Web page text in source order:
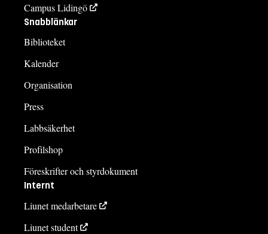
Campus Lidingö
Snabblänkar
Biblioteket
Kalender
Organisation
Press
Labbsäkerhet
Profilshop
Föreskrifter och styrdokument
Internt
Liunet medarbetare
Liunet student